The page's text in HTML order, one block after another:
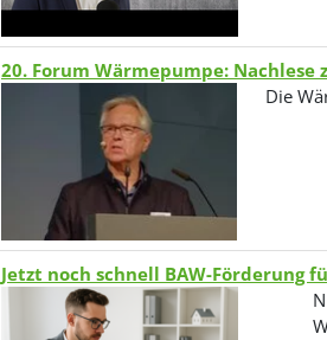
20. Forum Wärmepumpe:
Die
Jetzt noch schnell BAW-Förderung